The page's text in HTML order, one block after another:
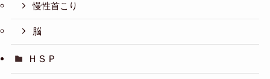
慢性首こり
脳
ＨＳＰ